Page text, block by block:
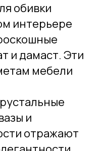
обивки
интерьере
и дамаст. Эти
мебели
и
отражают